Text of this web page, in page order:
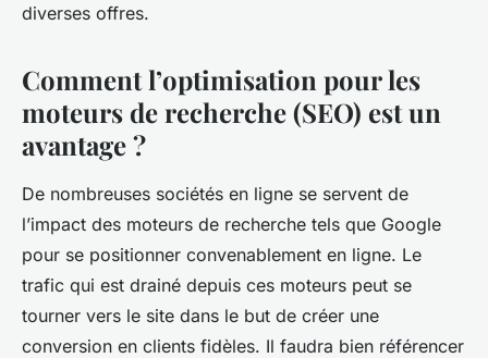
diverses offres.
Comment l’optimisation pour les
moteurs de recherche (SEO) est un
avantage ?
De nombreuses sociétés en ligne se servent de
l’impact des moteurs de recherche tels que Google
pour se positionner convenablement en ligne. Le
trafic qui est drainé depuis ces moteurs peut se
tourner vers le site dans le but de créer une
conversion en clients fidèles. Il faudra bien référencer